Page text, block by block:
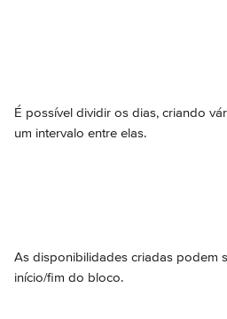
É possível dividir os dias, criando
um intervalo entre elas.
As disponibilidades criadas podem
início/fim do bloco.